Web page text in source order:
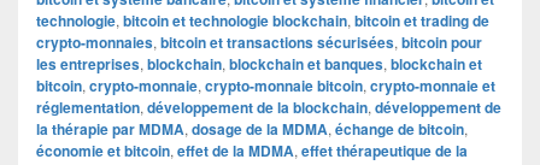
technologie, bitcoin et technologie blockchain, bitcoin et trading de
crypto-monnaies, bitcoin et transactions sécurisées, bitcoin pour
les entreprises, blockchain, blockchain et banques, blockchain et
bitcoin, crypto-monnaie, crypto-monnaie bitcoin, crypto-monnaie et
réglementation, développement de la blockchain, développement de
la thérapie par MDMA, dosage de la MDMA, échange de bitcoin,
économie et bitcoin, effet de la MDMA, effet thérapeutique de la